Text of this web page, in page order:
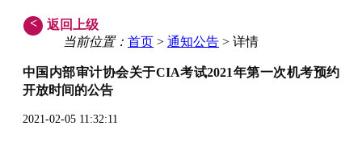
<
返回上级
当前位置： 首页 > 通知公告 > 详情
中国内部审计协会关于CIA考试2021年第一次机考预约
开放时间的公告
2021-02-05 11:32:11